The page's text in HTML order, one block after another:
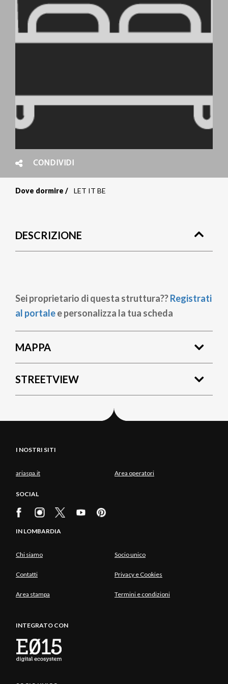
CONDIVIDI
pane
Dove dormire LET IT BE
DESCRIZIONE
Sei proprietario di questa struttura??Registrati
al portalee personalizza la tua scheda
MAPPA
STREETVIEW
I NOSTRI SITI
ariaspa.it Area operatori
SOCIAL
IN LOMBARDIA
Chi siamo Socio unico
Contatti Privacy e Cookies
Area stampa Termini e condizioni
INTEGRATO CON